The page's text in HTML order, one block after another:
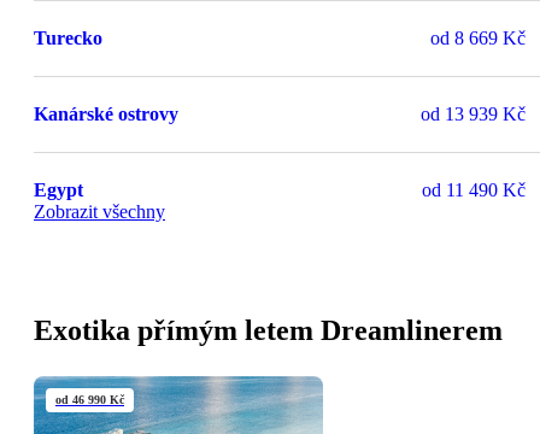
Turecko od 8 669 Kč
Kanárské ostrovy od 13 939 Kč
Egypt od 11 490 Kč
Zobrazit všechny
Exotika přímým letem Dreamlinerem
od 46 990 Kč